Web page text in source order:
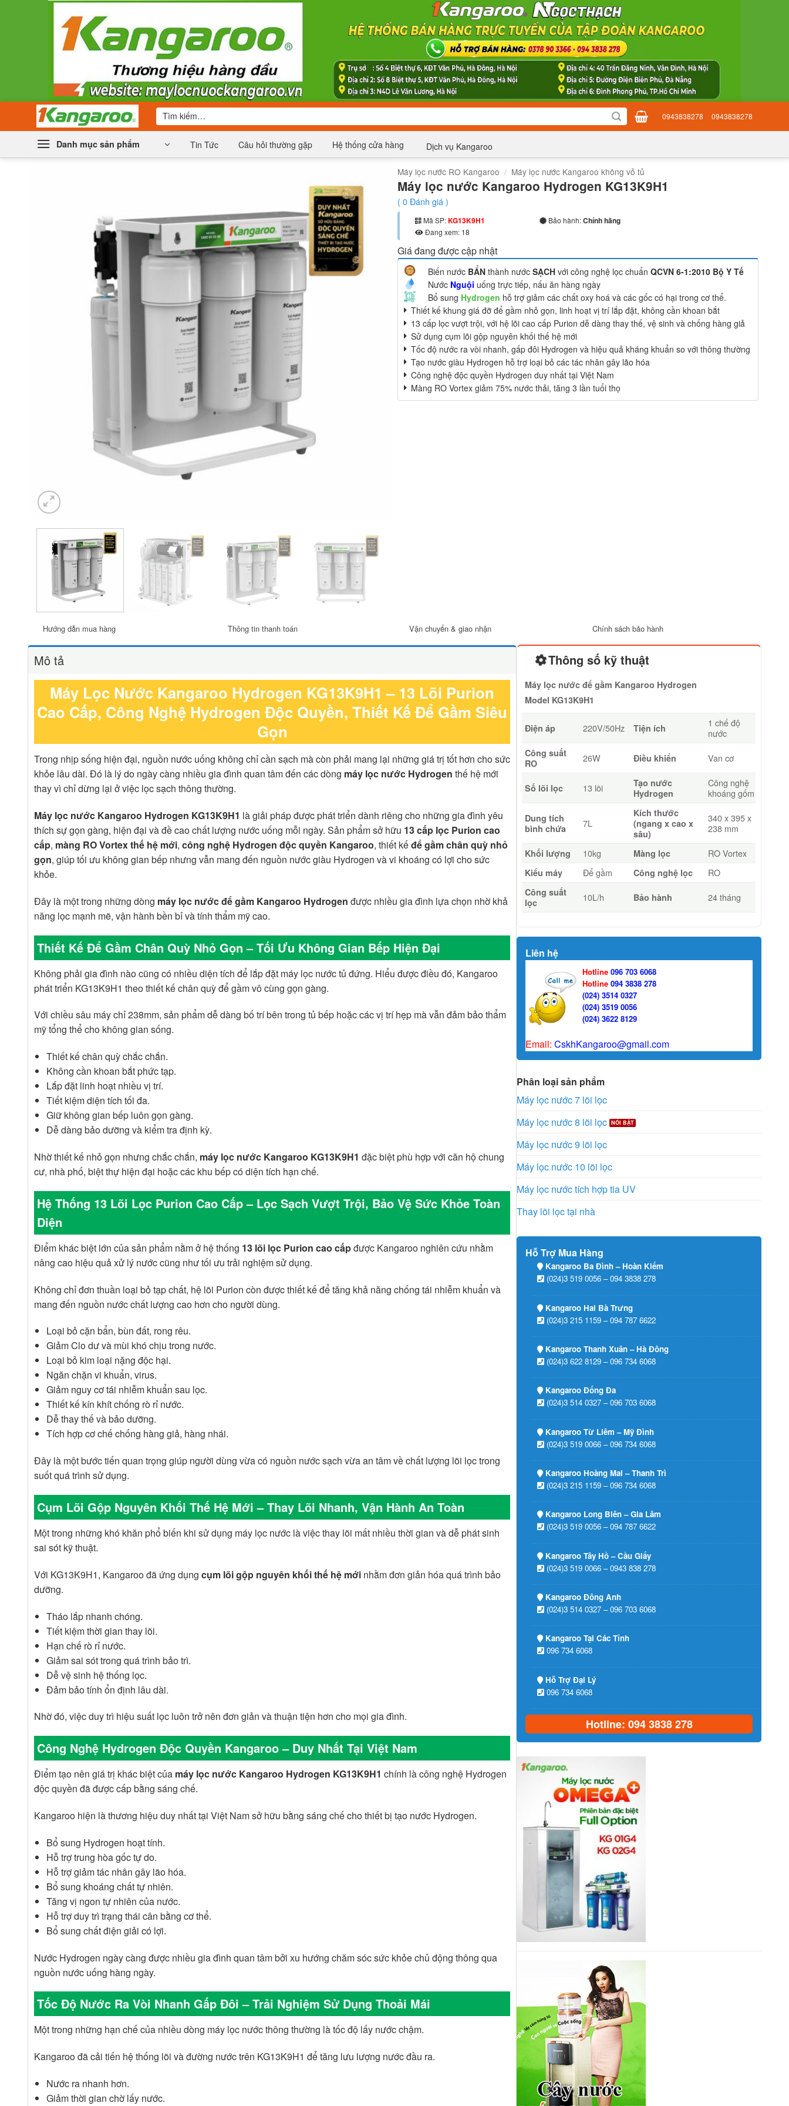
Tìm
kiếm:
0943838278 0943838278
Danh mục sản phẩm Tin Tức Câu hỏi thường gặp Hệ thống cửa hàng Dịch vụ Kangaroo
Máy lọc nước RO Kangaroo / Máy lọc nước Kangaroo không vỏ tủ
Máy lọc nước Kangaroo Hydrogen KG13K9H1
( 0Đánh giá )
Mã SP:KG13K9H1 Bảo hành:Chính hãng
Đang xem: 18
Giá đang được cập nhật
Biến nước BẨN thành nước SẠCH với công nghệ lọc chuẩn QCVN 6-1:2010 Bộ Y Tế
Nước Nguội uống trực tiếp, nấu ăn hàng ngày
Bổ sung Hydrogen hỗ trợ giảm các chất oxy hoá và các gốc có hại trong cơ thể.
Thiết kế khung giá đỡ để gầm nhỏ gọn, linh hoạt vị trí lắp đặt, không cần khoan bắt
13 cấp lọc vượt trội, với hệ lõi cao cấp Purion dễ dàng thay thế, vệ sinh và chống hàng giả
Sử dụng cụm lõi gộp nguyên khối thế hệ mới
Tốc độ nước ra vòi nhanh, gấp đôi Hydrogen và hiệu quả kháng khuẩn so với thông thường
Tạo nước giàu Hydrogen hỗ trợ loại bỏ các tác nhân gây lão hóa
Công nghệ độc quyền Hydrogen duy nhất tại Việt Nam
Màng RO Vortex giảm 75% nước thải, tăng 3 lần tuổi thọ
Hướng dẫn mua hàng Thông tin thanh toán Vận chuyển & giao nhận Chính sách bảo hành
Mô tả
Máy Lọc Nước Kangaroo Hydrogen KG13K9H1 – 13 Lõi Purion
Cao Cấp, Công Nghệ Hydrogen Độc Quyền, Thiết Kế Để Gầm Siêu
Gọn
Trong nhịp sống hiện đại, nguồn nước uống không chỉ cần sạch mà còn phải mang lại những giá trị tốt hơn cho sức
khỏe lâu dài. Đó là lý do ngày càng nhiều gia đình quan tâm đến các dòng máy lọc nước Hydrogen thế hệ mới
thay vì chỉ dừng lại ở việc lọc sạch thông thường.
Máy lọc nước Kangaroo Hydrogen KG13K9H1 là giải pháp được phát triển dành riêng cho những gia đình yêu
thích sự gọn gàng, hiện đại và đề cao chất lượng nước uống mỗi ngày. Sản phẩm sở hữu 13 cấp lọc Purion cao
cấp, màng RO Vortex thế hệ mới, công nghệ Hydrogen độc quyền Kangaroo, thiết kếđể gầm chân quỳ nhỏ
gọn, giúp tối ưu không gian bếp nhưng vẫn mang đến nguồn nước giàu Hydrogen và vi khoáng có lợi cho sức
khỏe.
Đây là một trong những dòng máy lọc nước để gầm Kangaroo Hydrogen được nhiều gia đình lựa chọn nhờ khả
năng lọc mạnh mẽ, vận hành bền bỉ và tính thẩm mỹ cao.
Thiết Kế Để Gầm Chân Quỳ Nhỏ Gọn – Tối Ưu Không Gian Bếp Hiện Đại
Không phải gia đình nào cũng có nhiều diện tích để lắp đặt máy lọc nước tủ đứng. Hiểu được điều đó, Kangaroo
phát triển KG13K9H1 theo thiết kế chân quỳ để gầm vô cùng gọn gàng.
Với chiều sâu máy chỉ 238mm, sản phẩm dễ dàng bố trí bên trong tủ bếp hoặc các vị trí hẹp mà vẫn đảm bảo thẩm
mỹ tổng thể cho không gian sống.
Thiết kế chân quỳ chắc chắn.
Không cần khoan bắt phức tạp.
Lắp đặt linh hoạt nhiều vị trí.
Tiết kiệm diện tích tối đa.
Giữ không gian bếp luôn gọn gàng.
Dễ dàng bảo dưỡng và kiểm tra định kỳ.
Nhờ thiết kế nhỏ gọn nhưng chắc chắn, máy lọc nước Kangaroo KG13K9H1 đặc biệt phù hợp với căn hộ chung
cư, nhà phố, biệt thự hiện đại hoặc các khu bếp có diện tích hạn chế.
Hệ Thống 13 Lõi Lọc Purion Cao Cấp – Lọc Sạch Vượt Trội, Bảo Vệ Sức Khỏe Toàn
Diện
Điểm khác biệt lớn của sản phẩm nằm ở hệ thống 13 lõi lọc Purion cao cấpđược Kangaroo nghiên cứu nhằm
nâng cao hiệu quả xử lý nước cũng như tối ưu trải nghiệm sử dụng.
Không chỉ đơn thuần loại bỏ tạp chất, hệ lõi Purion còn được thiết kế để tăng khả năng chống tái nhiễm khuẩn và
mang đến nguồn nước chất lượng cao hơn cho người dùng.
Loại bỏ cặn bẩn, bùn đất, rong rêu.
Giảm Clo dư và mùi khó chịu trong nước.
Loại bỏ kim loại nặng độc hại.
Ngăn chặn vi khuẩn, virus.
Giảm nguy cơ tái nhiễm khuẩn sau lọc.
Thiết kế kín khít chống rò rỉ nước.
Dễ thay thế và bảo dưỡng.
Tích hợp cơ chế chống hàng giả, hàng nhái.
Đây là một bước tiến quan trọng giúp người dùng vừa có nguồn nước sạch vừa an tâm về chất lượng lõi lọc trong
suốt quá trình sử dụng.
Cụm Lõi Gộp Nguyên Khối Thế Hệ Mới – Thay Lõi Nhanh, Vận Hành An Toàn
Một trong những khó khăn phổ biến khi sử dụng máy lọc nước là việc thay lõi mất nhiều thời gian và dễ phát sinh
sai sót kỹ thuật.
Với KG13K9H1, Kangaroo đã ứng dụng cụm lõi gộp nguyên khối thế hệ mới nhằm đơn giản hóa quá trình bảo
dưỡng.
Tháo lắp nhanh chóng.
Tiết kiệm thời gian thay lõi.
Hạn chế rò rỉ nước.
Giảm sai sót trong quá trình bảo trì.
Dễ vệ sinh hệ thống lọc.
Đảm bảo tính ổn định lâu dài.
Nhờ đó, việc duy trì hiệu suất lọc luôn trở nên đơn giản và thuận tiện hơn cho mọi gia đình.
Công Nghệ Hydrogen Độc Quyền Kangaroo – Duy Nhất Tại Việt Nam
Điểm tạo nên giá trị khác biệt của máy lọc nước Kangaroo Hydrogen KG13K9H1 chính là công nghệ Hydrogen
độc quyền đã được cấp bằng sáng chế.
Kangaroo hiện là thương hiệu duy nhất tại Việt Nam sở hữu bằng sáng chế cho thiết bị tạo nước Hydrogen.
Bổ sung Hydrogen hoạt tính.
Hỗ trợ trung hòa gốc tự do.
Hỗ trợ giảm tác nhân gây lão hóa.
Bổ sung khoáng chất tự nhiên.
Tăng vị ngon tự nhiên của nước.
Hỗ trợ duy trì trạng thái cân bằng cơ thể.
Bổ sung chất điện giải có lợi.
Nước Hydrogen ngày càng được nhiều gia đình quan tâm bởi xu hướng chăm sóc sức khỏe chủ động thông qua
nguồn nước uống hàng ngày.
Tốc Độ Nước Ra Vòi Nhanh Gấp Đôi – Trải Nghiệm Sử Dụng Thoải Mái
Một trong những hạn chế của nhiều dòng máy lọc nước thông thường là tốc độ lấy nước chậm.
Kangaroo đã cải tiến hệ thống lõi và đường nước trên KG13K9H1 để tăng lưu lượng nước đầu ra.
Nước ra nhanh hơn.
Giảm thời gian chờ lấy nước.
Thông số kỹ thuật
Máy lọc nước để gầm Kangaroo Hydrogen
Model KG13K9H1
Điện áp 220V/50Hz Tiện ích
1 chế độ
nước
Công suất
RO
26W Điều khiển Van cơ
Số lõi lọc 13 lõi
Tạo nước
Hydrogen
Công nghệ
khoáng gốm
Dung tích
bình chứa
7L
Kích thước
(ngang x cao x
sâu)
340 x 395 x
238 mm
Khối lượng 10kg Màng lọc RO Vortex
Kiểu máy Để gầm Công nghệ lọc RO
Công suất
lọc
10L/h Bảo hành 24 tháng
Liên hệ
Hotline096 703 6068
Hotline094 3838 278
(024) 3514 0327
(024) 3519 0056
(024) 3622 8129
Email: CskhKangaroo@gmail.com
Phân loại sản phẩm
Máy lọc nước 7 lõi lọc
Máy lọc nước 8 lõi lọc
Máy lọc nước 9 lõi lọc
Máy lọc nước 10 lõi lọc
Máy lọc nước tích hợp tia UV
Thay lõi lọc tại nhà
Hỗ Trợ Mua Hàng
Kangaroo Ba Đình – Hoàn Kiếm
(024)3 519 0056 – 094 3838 278
Kangaroo Hai Bà Trưng
(024)3 215 1159 – 094 787 6622
Kangaroo Thanh Xuân – Hà Đông
(024)3 622 8129 – 096 734 6068
Kangaroo Đống Đa
(024)3 514 0327 – 096 703 6068
Kangaroo Từ Liêm – Mỹ Đình
(024)3 519 0066 – 096 734 6068
Kangaroo Hoàng Mai – Thanh Trì
(024)3 215 1159 – 096 734 6068
Kangaroo Long Biên – Gia Lâm
(024)3 519 0056 – 094 787 6622
Kangaroo Tây Hồ – Cầu Giấy
(024)3 519 0066 – 0943 838 278
Kangaroo Đông Anh
(024)3 514 0327 – 096 703 6068
Kangaroo Tại Các Tỉnh
096 734 6068
Hỗ Trợ Đại Lý
096 734 6068
Hotline: 094 3838 278